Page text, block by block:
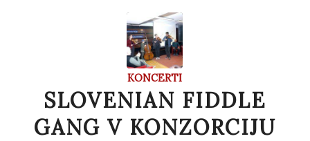
KONCERTI
SLOVENIAN FIDDLE
GANG V KONZORCIJU